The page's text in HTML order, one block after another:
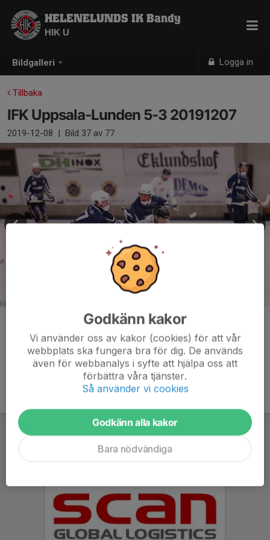
Bildgalleri Logga in
HELENELUNDS IK Bandy
HIK U
Tillbaka
IFK Uppsala-Lunden 5-3 20191207
2019-12-08 | Bild 37 av 77
Godkänn kakor
Vi använder oss av kakor (cookies) för att vår
webbplats ska fungera bra för dig. De används
även för webbanalys i syfte att hjälpa oss att
förbättra våra tjänster.
Så använder vi cookies
Godkänn alla kakor
Bara nödvändiga